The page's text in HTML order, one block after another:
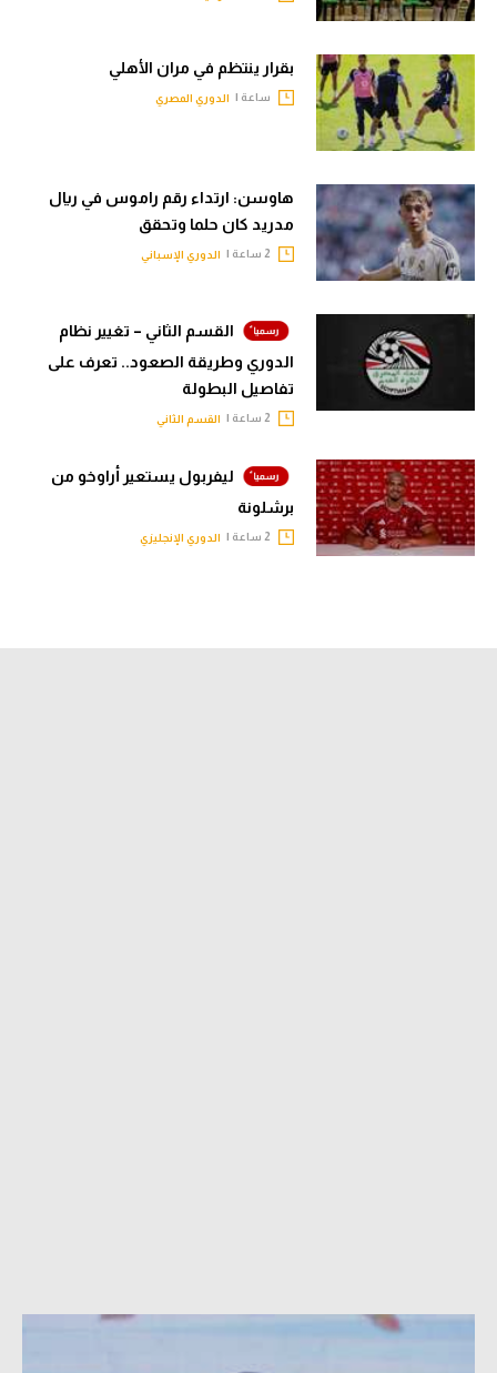
بقرار ينتظم في مران الأهلي
ساعة | الدوري المصري
هاوسن: ارتداء رقم راموس في ريال
مدريد كان حلما وتحقق
الدوري الإسباني
القسم الثاني – تغيير نظام
الدوري وطريقة الصعود.. تعرف على
تفاصيل البطولة
القسم الثاني
ليفربول يستعير أراوخو من
برشلونة
الدوري الإنجليزي